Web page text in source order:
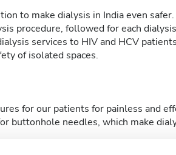
to make dialysis in India even
procedure, followed for each
services to HIV and HCV
of isolated spaces.
for our patients for painless and
buttonhole needles, which make